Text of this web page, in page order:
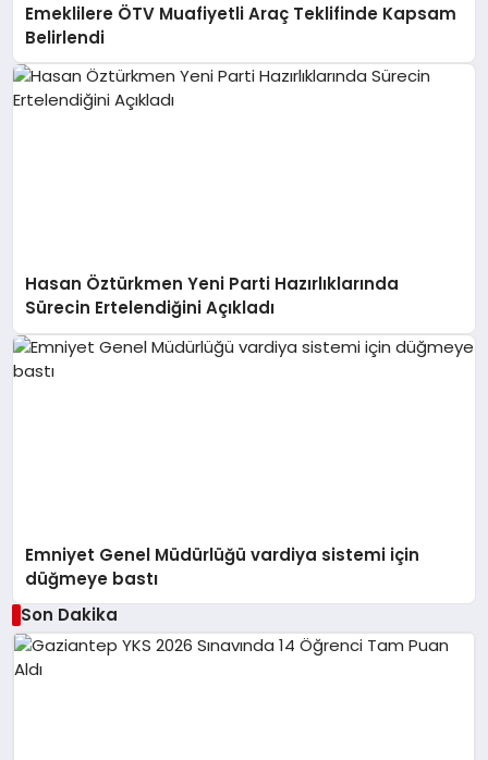
Emeklilere ÖTV Muafiyetli Araç Teklifinde Kapsam
Belirlendi
Hasan Öztürkmen Yeni Parti Hazırlıklarında
Sürecin Ertelendiğini Açıkladı
Emniyet Genel Müdürlüğü vardiya sistemi için
düğmeye bastı
Son Dakika